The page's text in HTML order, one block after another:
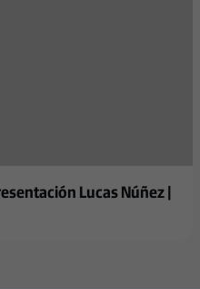
Lucas Núñez |